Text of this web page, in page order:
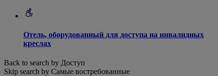
Отель, оборудованный для доступа на инвалидных
креслах
Back to search by Доступ
Skip search by Самые востребованные